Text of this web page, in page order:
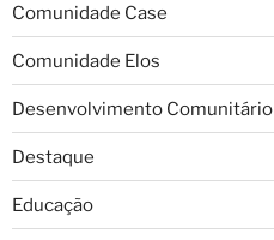
Comunidade Case
Comunidade Elos
Desenvolvimento Comunitário
Destaque
Educação